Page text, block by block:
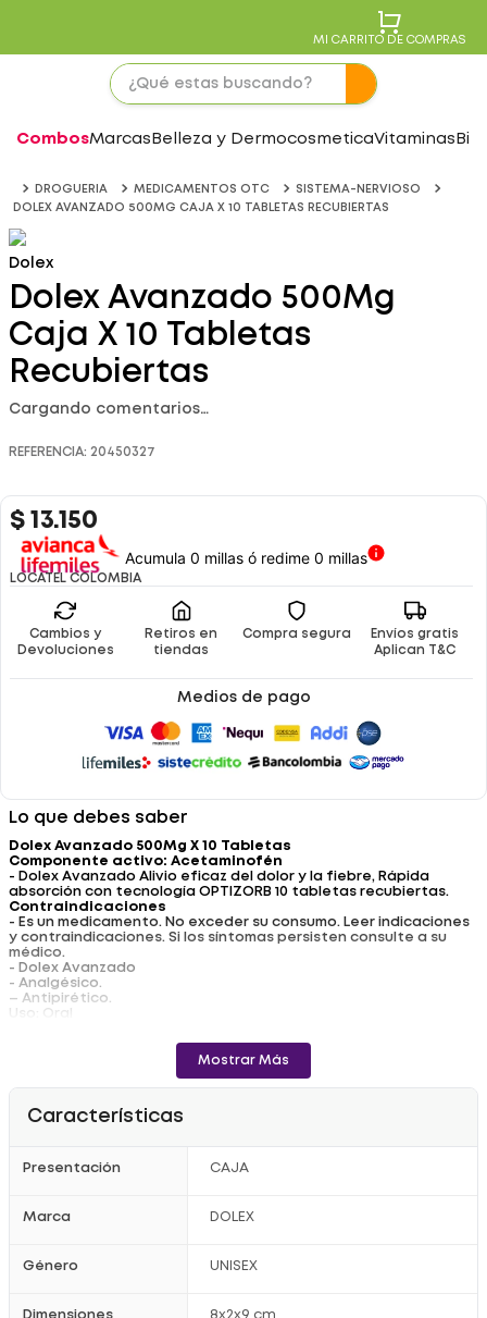
MI CARRITO DE COMPRAS
CombosMarcas Belleza y DermocosmeticaVitaminas
DROGUERIA MEDICAMENTOS OTC
SISTEMA-NERVIOSO
DOLEX AVANZADO 500MG CAJA X 10 TABLETAS RECUBIERTAS
Dolex
Dolex Avanzado 500Mg
Caja X 10 Tabletas
Recubiertas
Cargando comentarios…
REFERENCIA: 20450327
$ 13.150
Acumula 0 millas ó redime 0 millas
LOCATEL COLOMBIA
Cambios y
Devoluciones
Retiros en
tiendas
Compra segura
Envíos gratis
Aplican T&C
Medios de pago
Lo que debes saber
Dolex Avanzado 500Mg X 10 Tabletas
Componente activo: Acetaminofén
- Dolex Avanzado Alivio eficaz del dolor y la fiebre, Rápida
absorción con tecnología OPTIZORB 10 tabletas recubiertas.
Contraindicaciones
- Es un medicamento. No exceder su consumo. Leer indicaciones
y contraindicaciones. Si los síntomas persisten consulte a su
médico.
- Dolex Avanzado
- Analgésico.
– Antipirético.
Uso: Oral
Mostrar Más
Características
Presentación CAJA
Marca DOLEX
Género UNISEX
Dimensiones 8x2x9 cm